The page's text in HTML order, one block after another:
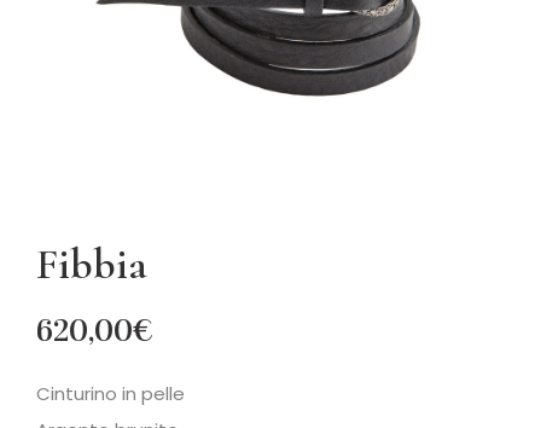
Fibbia
620,00€
Cinturino in pelle